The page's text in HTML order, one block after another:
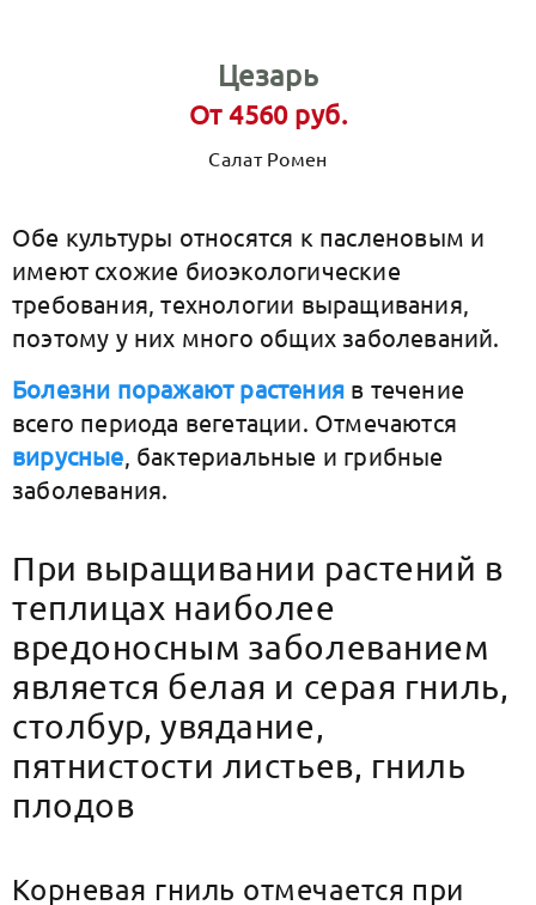
Цезарь
От 4560 руб.
Салат Ромен
Обе культуры относятся к пасленовым и
имеют схожие биоэкологические
требования, технологии выращивания,
поэтому у них много общих заболеваний.
Болезни поражают растения в течение
всего периода вегетации. Отмечаются
вирусные, бактериальные и грибные
заболевания.
При выращивании растений в
теплицах наиболее
вредоносным заболеванием
является белая и серая гниль,
столбур, увядание,
пятнистости листьев, гниль
плодов
Корневая гниль отмечается при